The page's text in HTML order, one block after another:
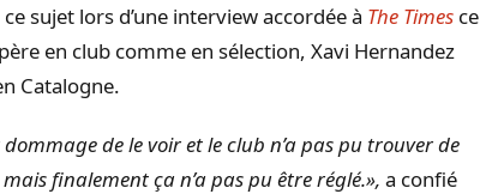
sujet lors d’une interview accordée à The Times ce
en club comme en sélection, Xavi Hernandez
Catalogne.
dommage de le voir et le club n’a pas pu trouver de
finalement ça n’a pas pu être réglé.», a confié